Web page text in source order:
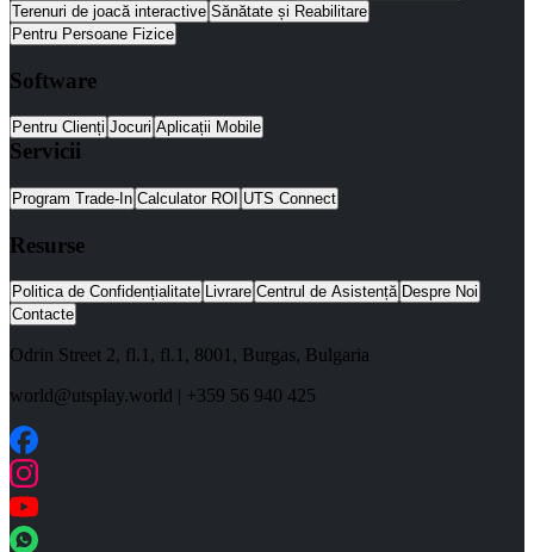
Terenuri de joacă interactive Sănătate și Reabilitare
Pentru Persoane Fizice
Software
Pentru Clienți Jocuri Aplicații Mobile
Servicii
Program Trade-In Calculator ROI UTS Connect
Resurse
Politica de Confidențialitate Livrare Centrul de Asistență Despre Noi
Contacte
Odrin Street 2, fl.1, fl.1, 8001, Burgas, Bulgaria
world@utsplay.world | +359 56 940 425